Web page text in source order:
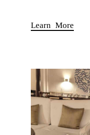
Learn More